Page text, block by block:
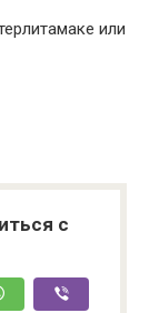
или
с